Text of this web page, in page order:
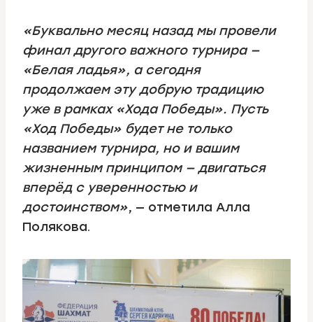
«Буквально месяц назад мы провели
финал другого важного турнира —
«Белая ладья», а сегодня
продолжаем эту добрую традицию
уже в рамках «Хода Победы». Пусть
«Ход Победы» будет не только
названием турнира, но и вашим
жизненным принципом — двигаться
вперёд с уверенностью и
достоинством», — отметила Алла
Полякова.